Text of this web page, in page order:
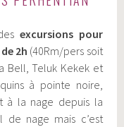
excursions pour
2h (40Rm/pers soit
Bell, Teluk Kekek et
à pointe noire,
à la nage depuis la
nage mais c’est